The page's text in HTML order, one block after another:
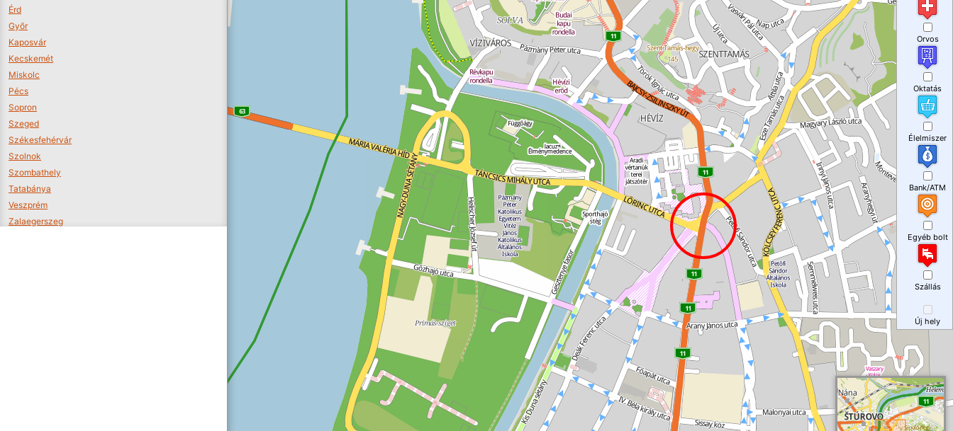
Érd
Győr
Kaposvár
Kecskemét
Miskolc
Pécs
Sopron
Szeged
Székesfehérvár
Szolnok
Szombathely
Tatabánya
Veszprém
Zalaegerszeg
Orvos
Oktatás
Élelmiszer
Bank/ATM
Egyéb bolt
Szállás
Új hely